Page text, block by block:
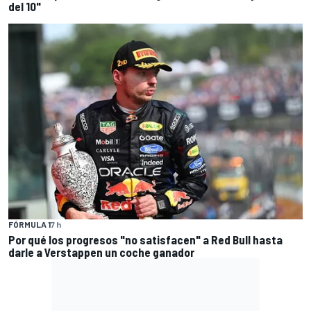
del 10"
FÓRMULA 17 h
Por qué los progresos "no satisfacen" a Red Bull hasta
darle a Verstappen un coche ganador